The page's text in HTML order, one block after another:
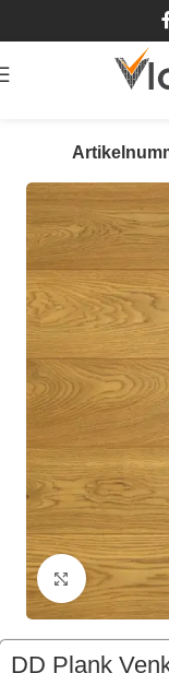
/
Klik om te
DD Plank